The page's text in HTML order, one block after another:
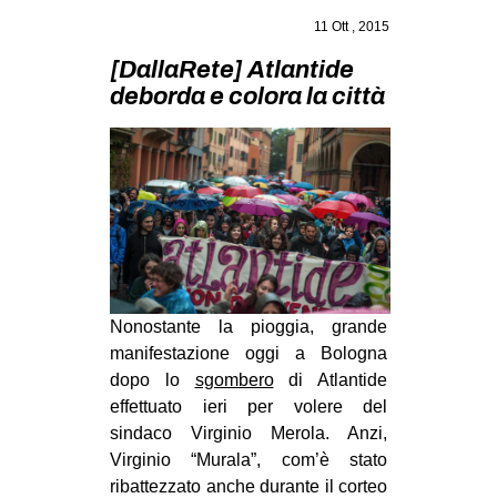
STUDENTI TSUNAMI
MILANO
MOBILITAZIONI
SPAZI
SPORT POPOLARE
MOVIMENTI
AMBIENTE
ANTIFASCISMO
DIRITTO ALL’ABITARE
GENERI
11 Ott , 2015
[DallaRete] Atlantide
deborda e colora la città
Nonostante la pioggia, grande
manifestazione oggi a Bologna
dopo lo sgomberodi Atlantide
effettuato ieri per volere del
sindaco Virginio Merola. Anzi,
Virginio “Murala”, com’è stato
ribattezzato anche durante il corteo